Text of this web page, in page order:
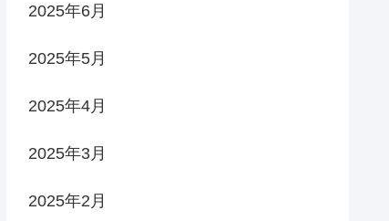
2025年6月
2025年5月
2025年4月
2025年3月
2025年2月